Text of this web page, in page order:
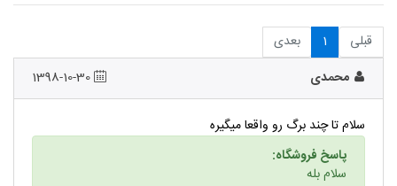
قبلی 1
بعدی
محمدی
سلام تا چند برگ رو واقعا میگیره
پاسخ فروشگاه:
سلام بله